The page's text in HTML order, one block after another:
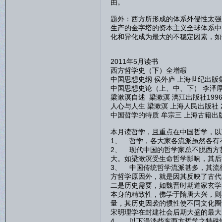
由。
题外：西方所形成的体系外侵性太
生产的金字塔的资本主义全球体系
化和异化成为最大的不稳定因素，
2011年5月读书
西方哲学史（下）全增嘏
中国思想史纲 侯外庐 上海世纪出版
中国思想史论（上、中、下） 李泽
梁漱溟自述 梁漱溟 漓江出版社1996
人心与人生 梁漱溟 上海人民出版社
中国哲学的特质 牟宗三 上海古籍出
本月读哲学，且重点在中国哲学，
1、 哲学，各大家各流派虽然各有
2、 现代中国的哲学家总不脱西方
大。如梁漱溟受生命哲学影响，其
3、 中国传统哲学流派甚多，其流
方哲学原因外，就是因其反映了古
二是历史需要，如魏晋时期道家玄
本身的精致性，佛学于隋唐大兴，
量，其历史因袭的惯性使不同文化
宋明理学在封建社会后期大盛的最